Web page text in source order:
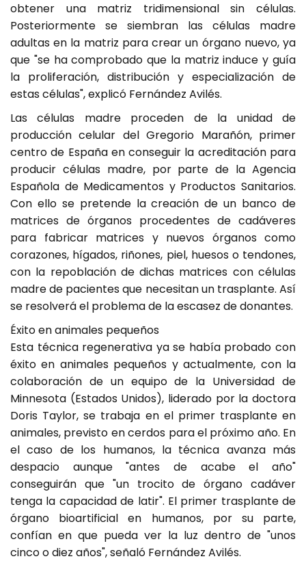
obtener una matriz tridimensional sin células.
Posteriormente se siembran las células madre
adultas en la matriz para crear un órgano nuevo, ya
que "se ha comprobado que la matriz induce y guía
la proliferación, distribución y especialización de
estas células", explicó Fernández Avilés.
Las células madre proceden de la unidad de
producción celular del Gregorio Marañón, primer
centro de España en conseguir la acreditación para
producir células madre, por parte de la Agencia
Española de Medicamentos y Productos Sanitarios.
Con ello se pretende la creación de un banco de
matrices de órganos procedentes de cadáveres
para fabricar matrices y nuevos órganos como
corazones, hígados, riñones, piel, huesos o tendones,
con la repoblación de dichas matrices con células
madre de pacientes que necesitan un trasplante. Así
se resolverá el problema de la escasez de donantes.
Éxito en animales pequeños
Esta técnica regenerativa ya se había probado con
éxito en animales pequeños y actualmente, con la
colaboración de un equipo de la Universidad de
Minnesota (Estados Unidos), liderado por la doctora
Doris Taylor, se trabaja en el primer trasplante en
animales, previsto en cerdos para el próximo año. En
el caso de los humanos, la técnica avanza más
despacio aunque "antes de acabe el año"
conseguirán que "un trocito de órgano cadáver
tenga la capacidad de latir". El primer trasplante de
órgano bioartificial en humanos, por su parte,
confían en que pueda ver la luz dentro de "unos
cinco o diez años", señaló Fernández Avilés.